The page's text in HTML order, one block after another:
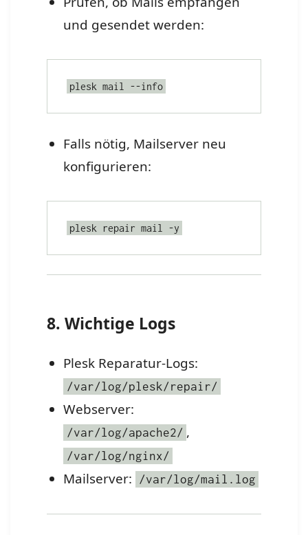
und gesendet werden:
plesk mail --info
Falls nötig, Mailserver neu
konfigurieren:
plesk repair mail -y
8. Wichtige Logs
Plesk Reparatur-Logs:
/var/log/plesk/repair/
Webserver:
/var/log/apache2/ ,
/var/log/nginx/
Mailserver: /var/log/mail.log